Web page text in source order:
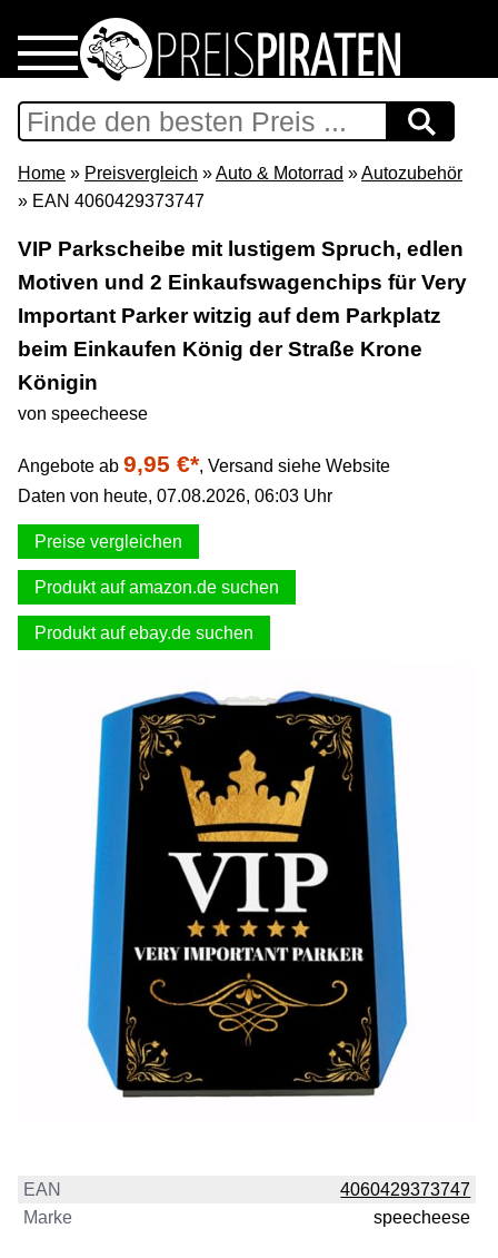
Home
Download
Support & Newsletter
Presse
Datenschutz
Impressum
Home » Preisvergleich »Auto & Motorrad »Autozubehör
» EAN 4060429373747
VIP Parkscheibe mit lustigem Spruch, edlen
Motiven und 2 Einkaufswagenchips für Very
Important Parker witzig auf dem Parkplatz
beim Einkaufen König der Straße Krone
Königin
von speecheese
Angebote ab 9,95 €*, Versand siehe Website
Daten von heute, 07.08.2026, 06:03 Uhr
Preise vergleichen
Produkt auf amazon.de suchen
Produkt auf ebay.de suchen
EAN
4060429373747
Marke
speecheese